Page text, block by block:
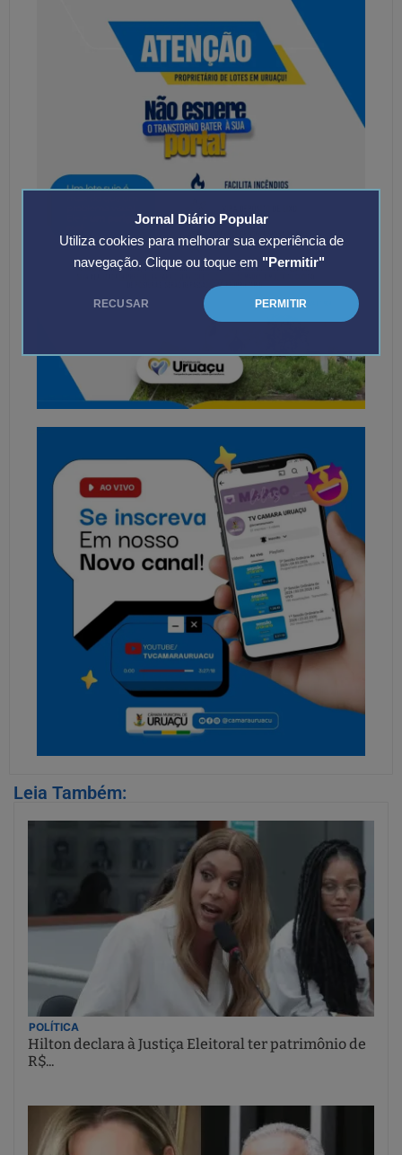
Jornal Diário Popular
Utiliza cookies para melhorar sua experiência de
navegação. Clique ou toque em "Permitir"
RECUSAR PERMITIR
Leia Também:
POLÍTICA
Hilton declara à Justiça Eleitoral ter patrimônio de
R$...